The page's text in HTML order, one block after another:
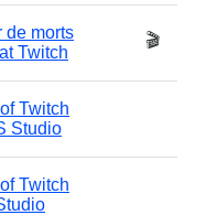
de morts
Twitch
🎬
Twitch
Studio
Twitch